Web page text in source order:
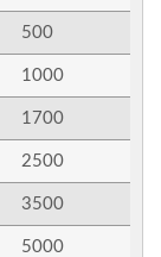
500
1000
1700
2500
3500
5000